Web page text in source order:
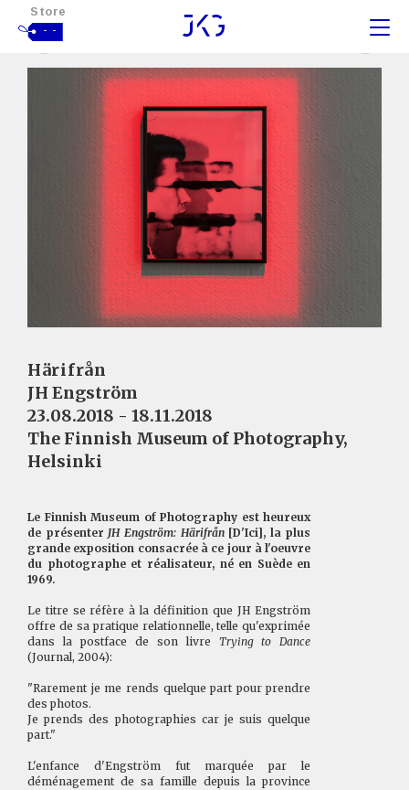
Store
- -
Härifrån
JH Engström
23.08.2018 - 18.11.2018
The Finnish Museum of Photography,
Helsinki
Le Finnish Museum of Photography est heureux
de présenter JH Engström: Härifrån[D'Ici], la plus
grande exposition consacrée à ce jour à l'oeuvre
du photographe et réalisateur, né en Suède en
1969.
Le titre se réfère à la définition que JH Engström
offre de sa pratique relationnelle, telle qu'exprimée
dans la postface de son livre Trying to Dance
(Journal, 2004):
"Rarement je me rends quelque part pour prendre
des photos.
Je prends des photographies car je suis quelque
part."
L'enfance d'Engström fut marquée par le
déménagement de sa famille depuis la province